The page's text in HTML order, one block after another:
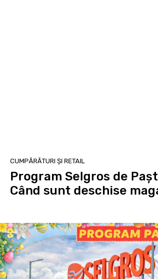
CUMPĂRĂTURI ȘI RETAIL
Program Selgros de
Când sunt deschise